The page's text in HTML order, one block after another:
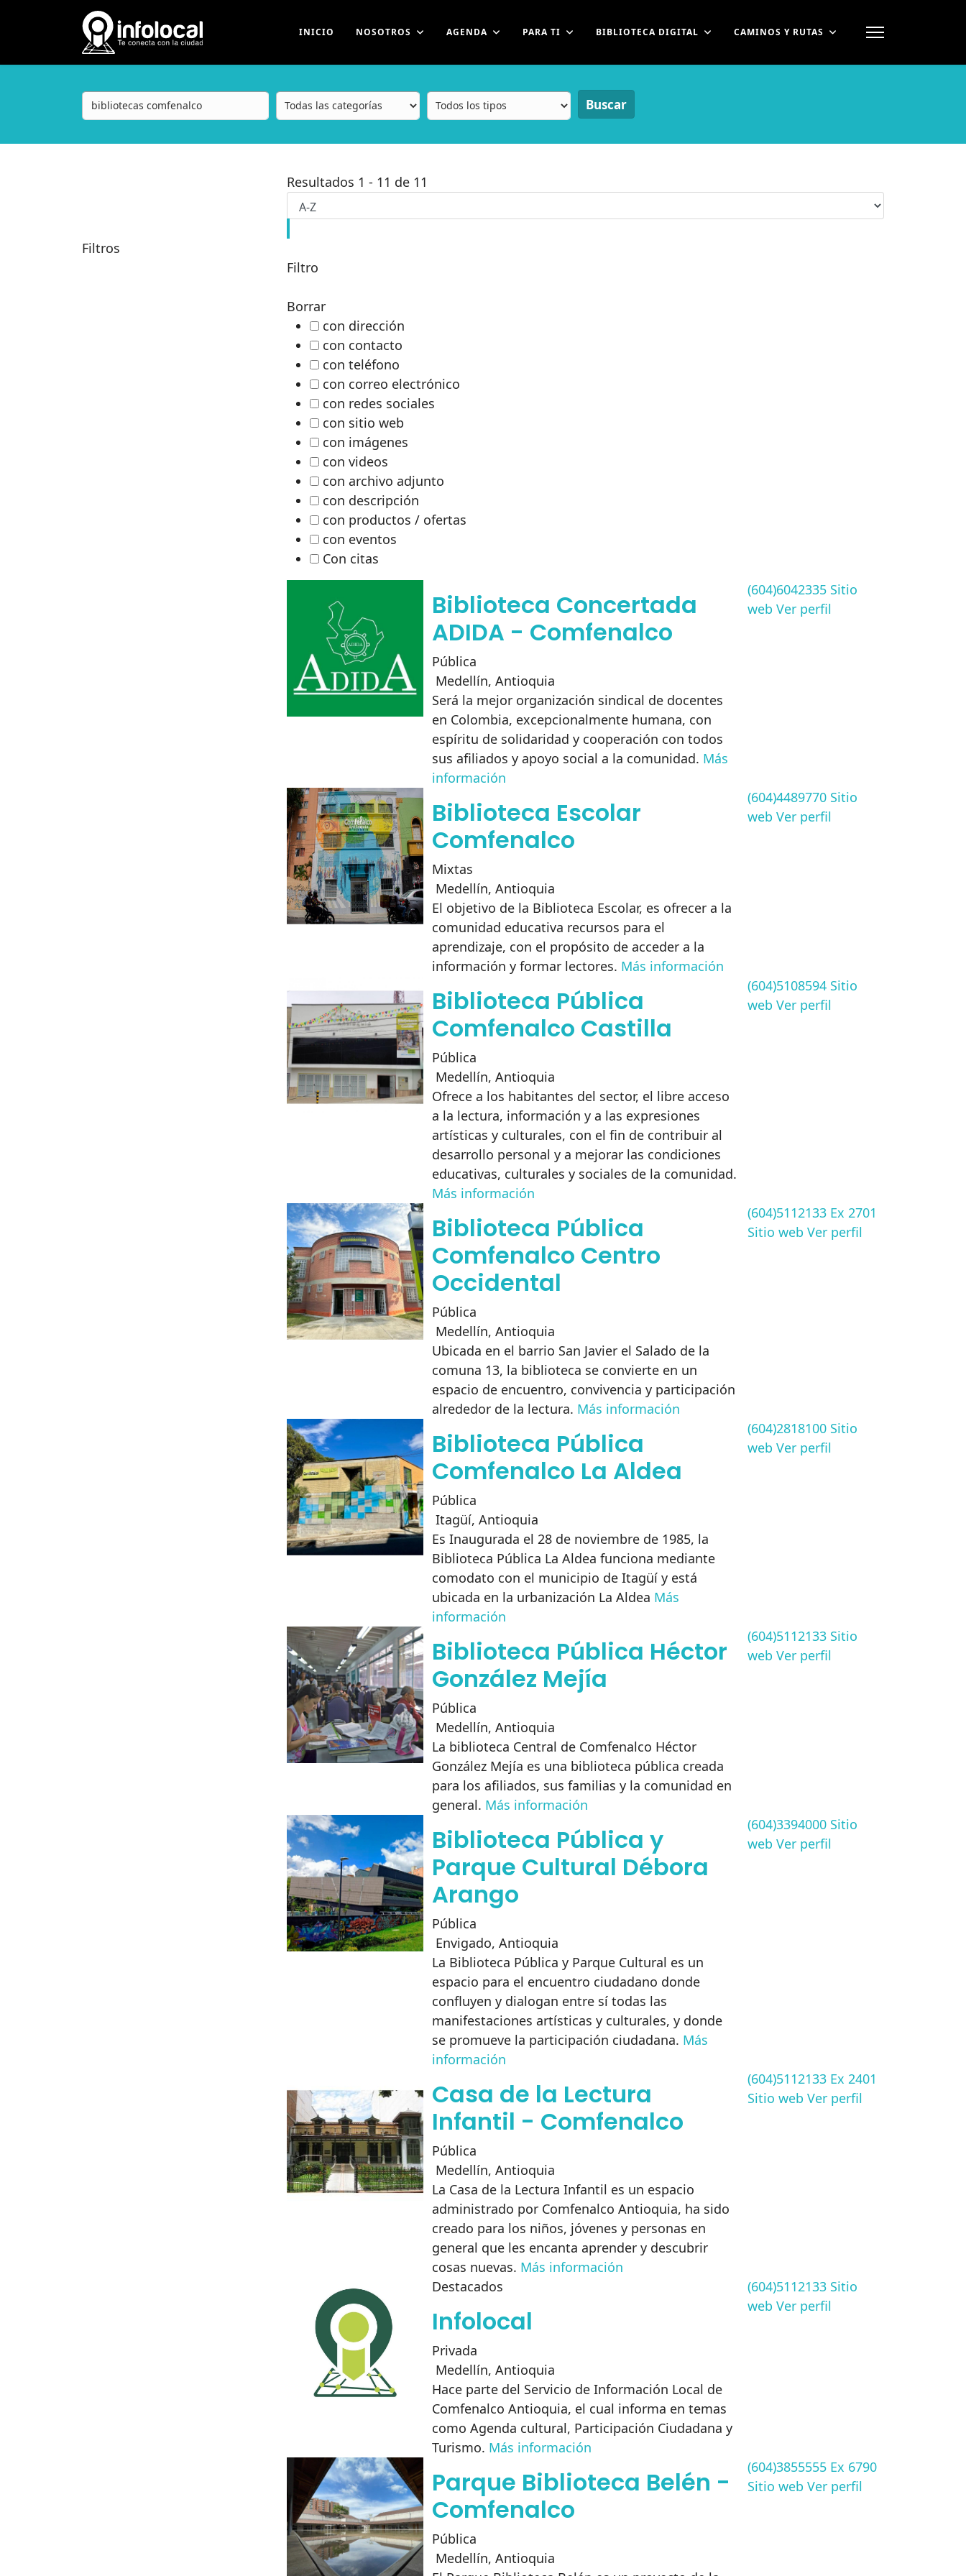
INICIO NOSOTROS AGENDA PARA TI BIBLIOTECA DIGITAL CAMINOS Y RUTAS
Buscar
Resultados 1 - 11 de 11
Filtros
Filtro
Borrar
con dirección
con contacto
con teléfono
con correo electrónico
con redes sociales
con sitio web
con imágenes
con videos
con archivo adjunto
con descripción
con productos / ofertas
con eventos
Con citas
Biblioteca Concertada
ADIDA - Comfenalco
Pública
Medellín, Antioquia
Será la mejor organización sindical de docentes
en Colombia, excepcionalmente humana, con
espíritu de solidaridad y cooperación con todos
sus afiliados y apoyo social a la comunidad. Más
información
(604)6042335 Sitio
web Ver perfil
Biblioteca Escolar
Comfenalco
Mixtas
Medellín, Antioquia
El objetivo de la Biblioteca Escolar, es ofrecer a la
comunidad educativa recursos para el
aprendizaje, con el propósito de acceder a la
información y formar lectores. Más información
(604)4489770 Sitio
web Ver perfil
Biblioteca Pública
Comfenalco Castilla
Pública
Medellín, Antioquia
Ofrece a los habitantes del sector, el libre acceso
a la lectura, información y a las expresiones
artísticas y culturales, con el fin de contribuir al
desarrollo personal y a mejorar las condiciones
educativas, culturales y sociales de la comunidad.
Más información
(604)5108594 Sitio
web Ver perfil
Biblioteca Pública
Comfenalco Centro
Occidental
Pública
Medellín, Antioquia
Ubicada en el barrio San Javier el Salado de la
comuna 13, la biblioteca se convierte en un
espacio de encuentro, convivencia y participación
alrededor de la lectura. Más información
(604)5112133 Ex 2701
Sitio web Ver perfil
Biblioteca Pública
Comfenalco La Aldea
Pública
Itagüí, Antioquia
Es Inaugurada el 28 de noviembre de 1985, la
Biblioteca Pública La Aldea funciona mediante
comodato con el municipio de Itagüí y está
ubicada en la urbanización La Aldea Más
información
(604)2818100 Sitio
web Ver perfil
Biblioteca Pública Héctor
González Mejía
Pública
Medellín, Antioquia
La biblioteca Central de Comfenalco Héctor
González Mejía es una biblioteca pública creada
para los afiliados, sus familias y la comunidad en
general. Más información
(604)5112133 Sitio
web Ver perfil
Biblioteca Pública y
Parque Cultural Débora
Arango
Pública
Envigado, Antioquia
La Biblioteca Pública y Parque Cultural es un
espacio para el encuentro ciudadano donde
confluyen y dialogan entre sí todas las
manifestaciones artísticas y culturales, y donde
se promueve la participación ciudadana. Más
información
(604)3394000 Sitio
web Ver perfil
Casa de la Lectura
Infantil - Comfenalco
Pública
Medellín, Antioquia
La Casa de la Lectura Infantil es un espacio
administrado por Comfenalco Antioquia, ha sido
creado para los niños, jóvenes y personas en
general que les encanta aprender y descubrir
cosas nuevas. Más información
(604)5112133 Ex 2401
Sitio web Ver perfil
Destacados
Infolocal
Privada
Medellín, Antioquia
Hace parte del Servicio de Información Local de
Comfenalco Antioquia, el cual informa en temas
como Agenda cultural, Participación Ciudadana y
Turismo. Más información
(604)5112133 Sitio
web Ver perfil
Parque Biblioteca Belén -
Comfenalco
Pública
Medellín, Antioquia
(604)3855555 Ex 6790
Sitio web Ver perfil